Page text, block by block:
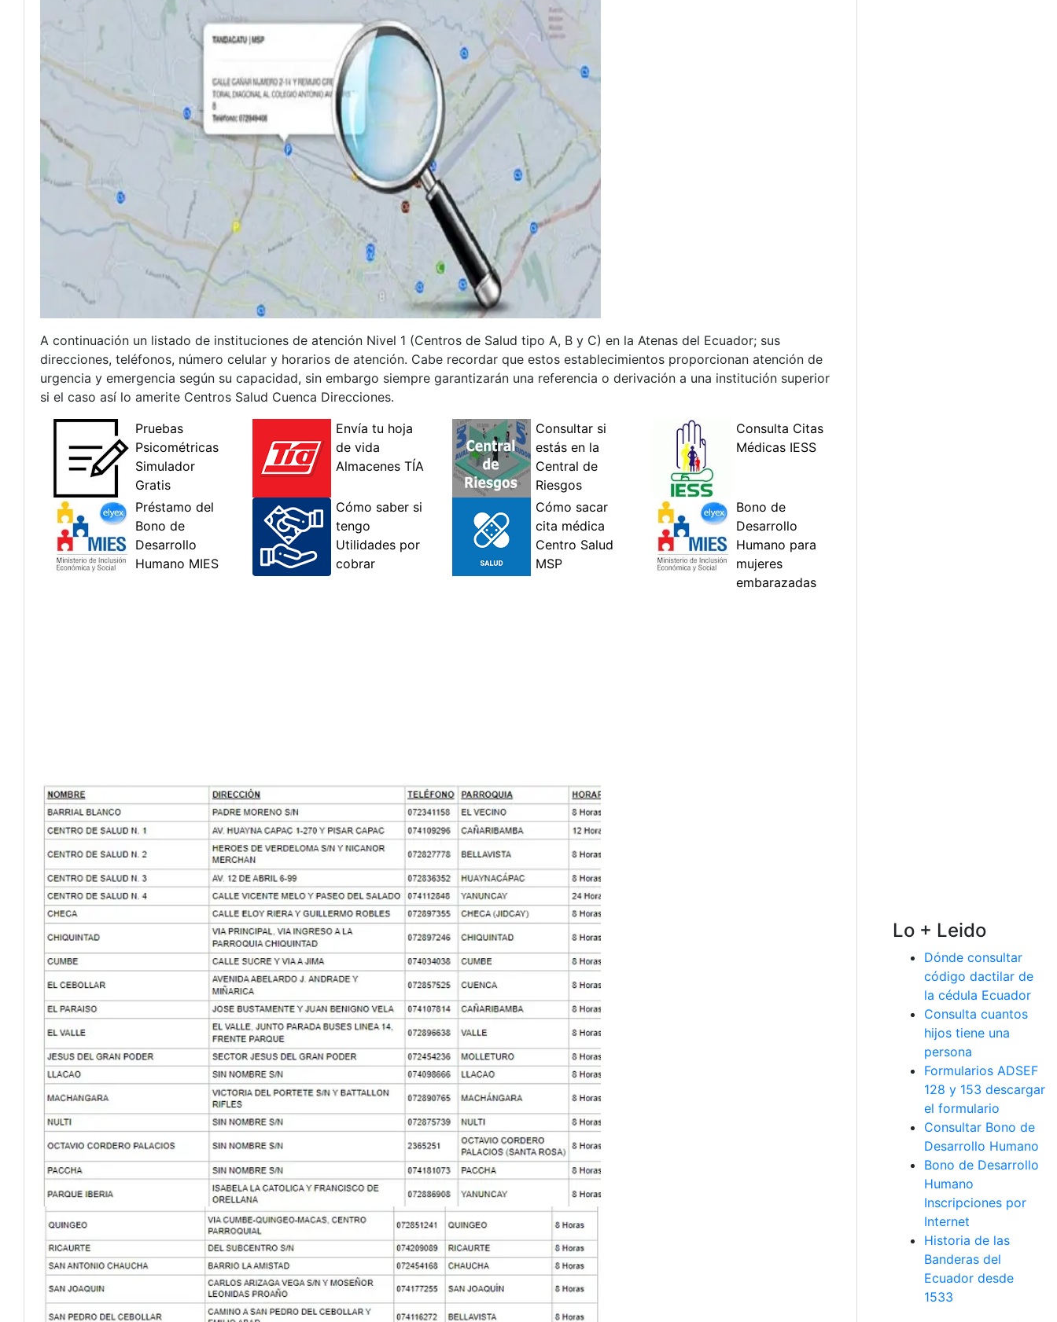
A continuación un listado de instituciones de atención Nivel 1 (Centros de Salud tipo A, B y C) en la Atenas del Ecuador; sus
direcciones, teléfonos, número celular y horarios de atención. Cabe recordar que estos establecimientos proporcionan atención de
urgencia y emergencia según su capacidad, sin embargo siempre garantizarán una referencia o derivación a una institución superior
si el caso así lo amerite Centros Salud Cuenca Direcciones.
Lo + Leido
Dónde consultar
código dactilar de
la cédula Ecuador
Consulta cuantos
hijos tiene una
persona
Formularios ADSEF
128 y 153 descargar
el formulario
Consultar Bono de
Desarrollo Humano
Bono de Desarrollo
Humano
Inscripciones por
Internet
Historia de las
Banderas del
Ecuador desde
1533